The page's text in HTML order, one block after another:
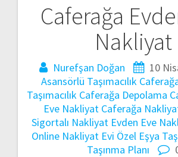
Caferağa
Nakliyat
Nurefşan Doğan
10
Asansörlü Taşımacılık
Taşımacılık Caferağa Depolama
Eve Nakliyat Caferağa
Sigortalı Nakliyat Evden Eve
Online Nakliyat Evi Özel Eşya
Taşınma Planı
Yazı
gezinmesi